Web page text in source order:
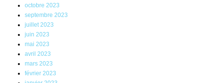
octobre 2023
septembre 2023
juillet 2023
juin 2023
mai 2023
avril 2023
mars 2023
février 2023